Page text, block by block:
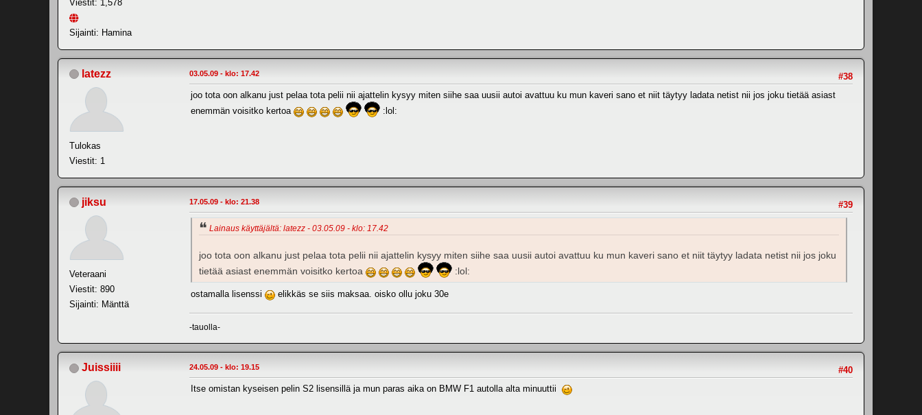
Viestit: 1,578
Sijainti: Hamina
latezz
Tulokas
Viestit: 1
#38
03.05.09 - klo: 17.42
joo tota oon alkanu just pelaa tota pelii nii ajattelin kysyy miten siihe saa uusii autoi avattuu ku mun kaveri sano et niit täytyy ladata netist nii jos joku tietää asiast
enemmän voisitko kertoa
:lol:
jiksu
Veteraani
Viestit: 890
Sijainti: Mänttä
#39
17.05.09 - klo: 21.38
Lainaus käyttäjältä: latezz - 03.05.09 - klo: 17.42
joo tota oon alkanu just pelaa tota pelii nii ajattelin kysyy miten siihe saa uusii autoi avattuu ku mun kaveri sano et niit täytyy ladata netist nii jos joku
tietää asiast enemmän voisitko kertoa
:lol:
ostamalla lisenssi elikkäs se siis maksaa. oisko ollu joku 30e
-tauolla-
Juissiiii #40
24.05.09 - klo: 19.15
Itse omistan kyseisen pelin S2 lisensillä ja mun paras aika on BMW F1 autolla alta minuuttii